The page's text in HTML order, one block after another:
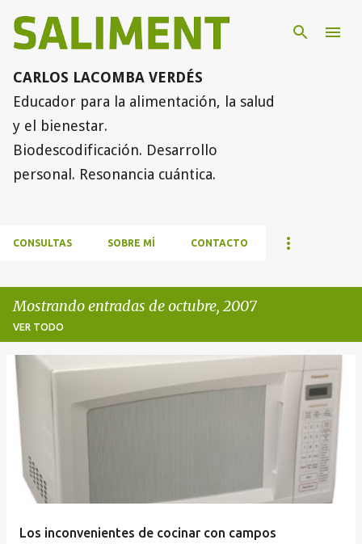
Ir al contenido principal
CARLOS LACOMBA VERDÉS
Educador para la alimentación, la salud
y el bienestar.
Biodescodificación. Desarrollo
personal. Resonancia cuántica.
CONSULTAS SOBRE MÍ CONTACTO
Mostrando entradas de octubre, 2007
VER TODO
Los inconvenientes de cocinar con campos